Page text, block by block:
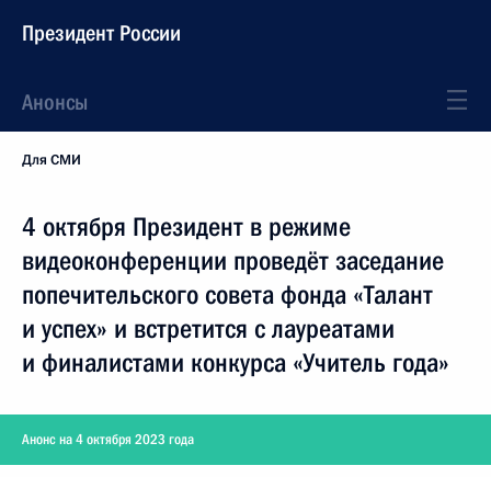
Президент России
Анонсы
Для СМИ
4 октября Президент в режиме
видеоконференции проведёт заседание
попечительского совета фонда «Талант
и успех» и встретится с лауреатами
и финалистами конкурса «Учитель года»
Анонс на 4 октября 2023 года